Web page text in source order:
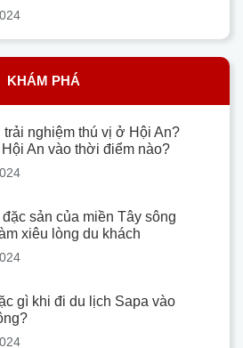
KHÁM PHÁ
trải nghiệm thú vị ở Hội An?
An vào thời điểm nào?
đặc sản của miền Tây sông
xiêu lòng du khách
gì khi đi du lịch Sapa vào